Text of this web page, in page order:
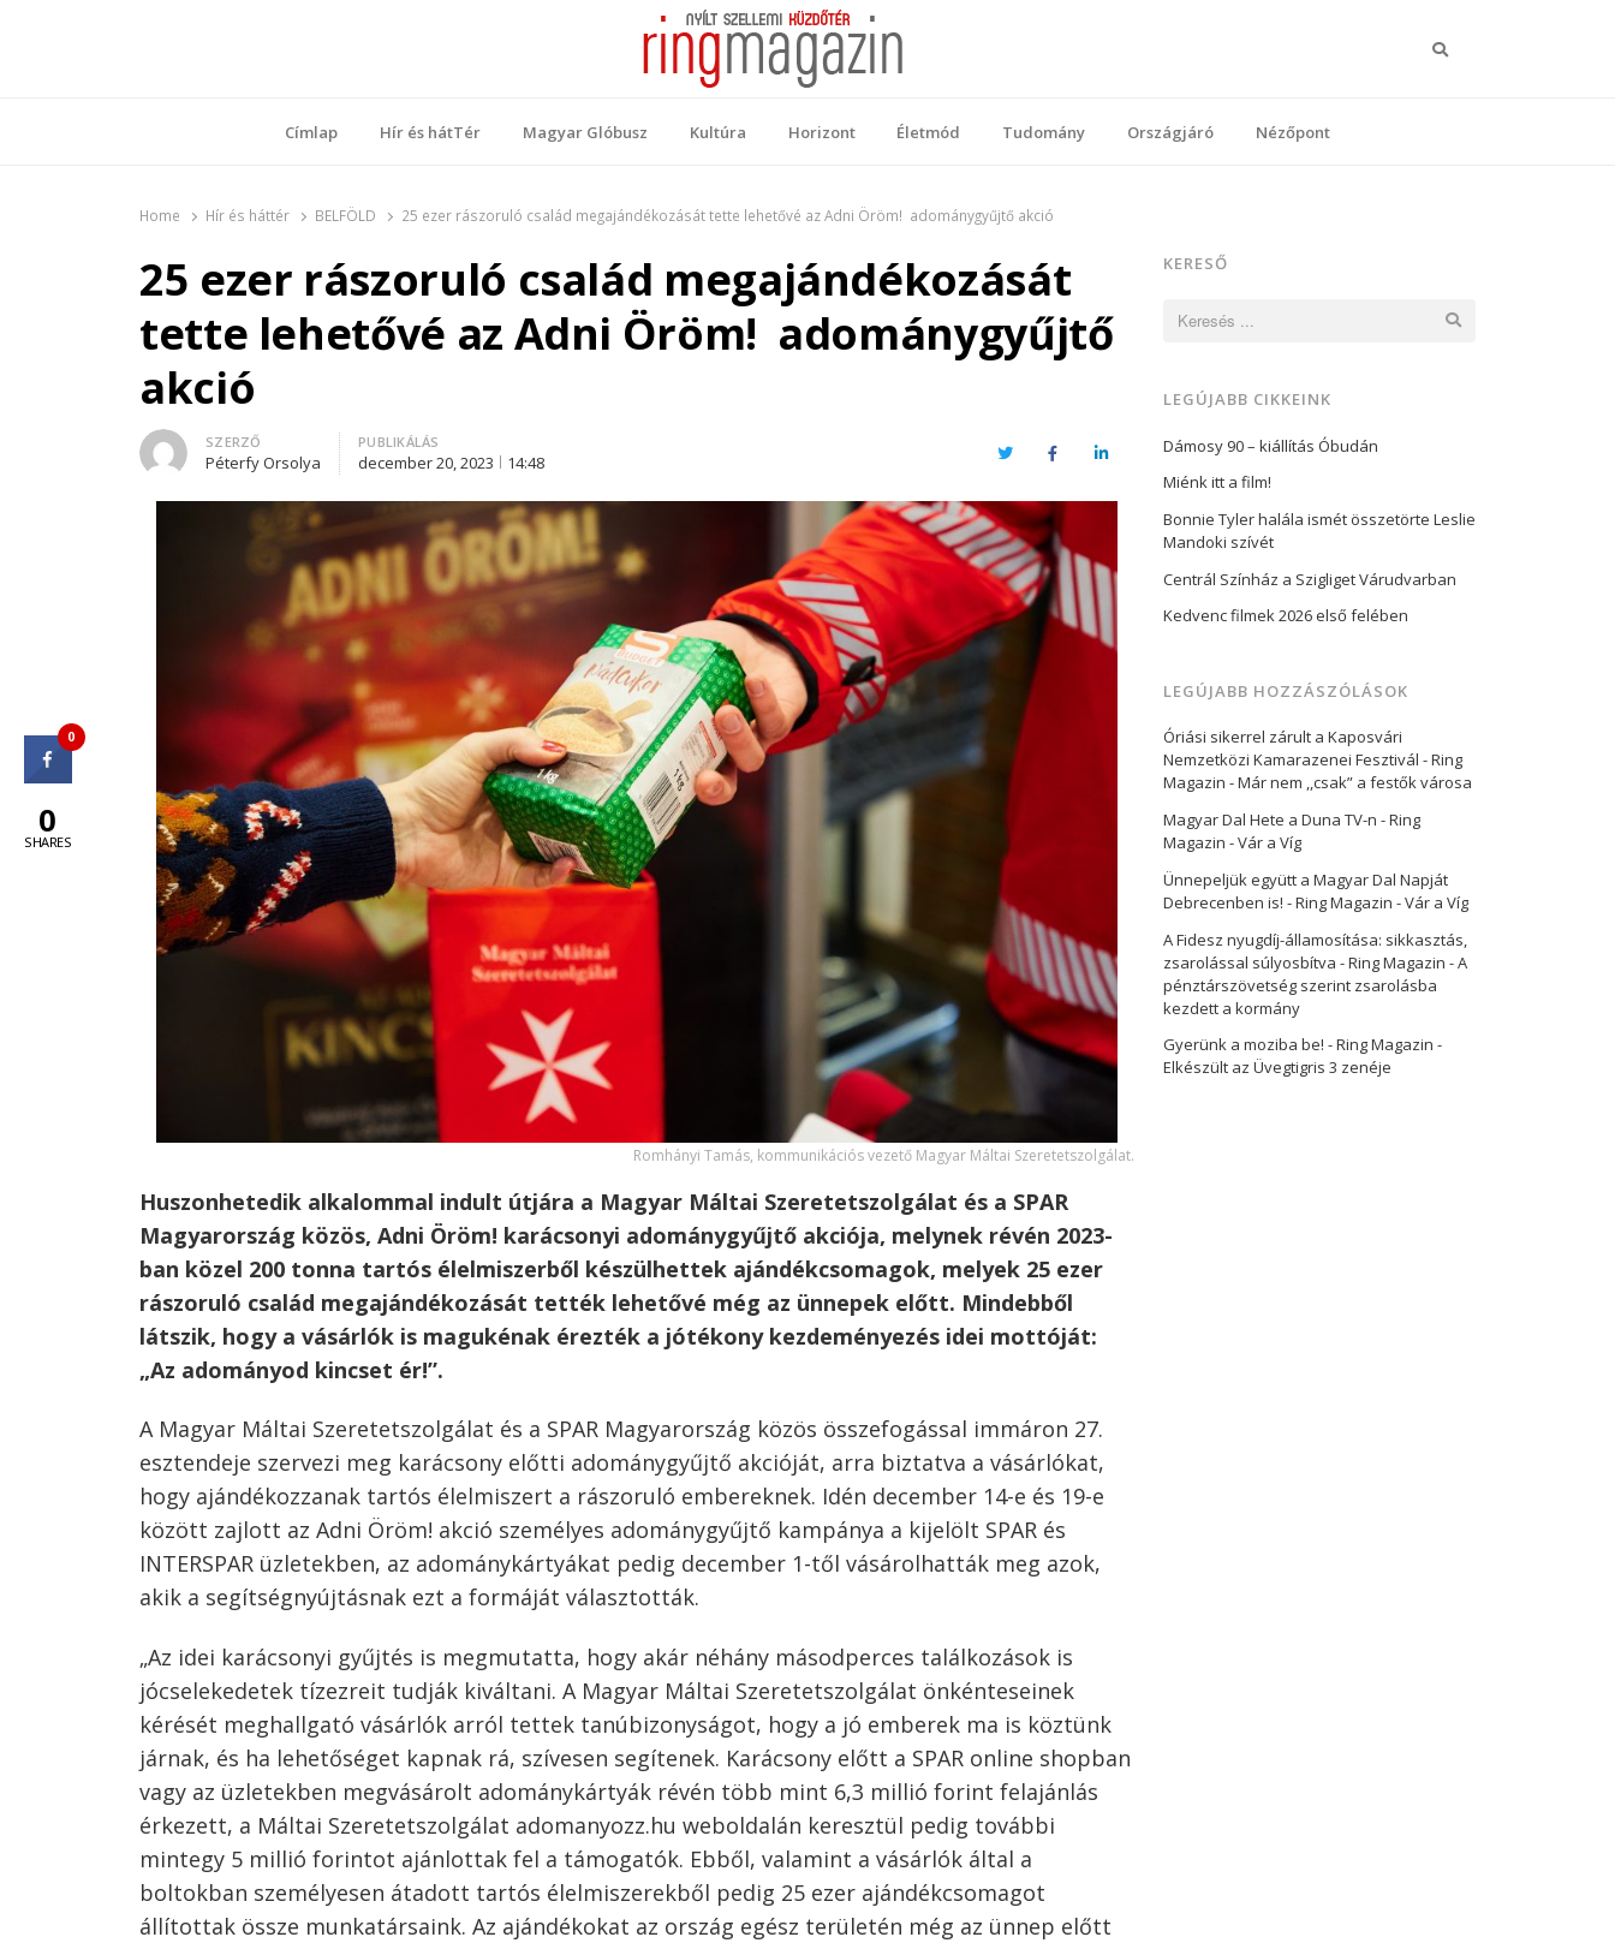
Címlap Hír és hátTér Magyar Glóbusz Kultúra Horizont Életmód Tudomány Országjáró Nézőpont
Home Hír és háttér BELFÖLD 25 ezer rászoruló család megajándékozását tette lehetővé az Adni Öröm! adománygyűjtő akció
25 ezer rászoruló család megajándékozását
tette lehetővé az Adni Öröm! adománygyűjtő
akció
Author
SZERZŐ
Péterfy Orsolya
PUBLIKÁLÁS
december 20, 2023 14:48 TwitterFacebookLinkedIn
Romhányi Tamás, kommunikációs vezető Magyar Máltai Szeretetszolgálat.
Huszonhetedik alkalommal indult útjára a Magyar Máltai Szeretetszolgálat és a SPAR
Magyarország közös, Adni Öröm! karácsonyi adománygyűjtő akciója, melynek révén 2023-
ban közel 200 tonna tartós élelmiszerből készülhettek ajándékcsomagok, melyek 25 ezer
rászoruló család megajándékozását tették lehetővé még az ünnepek előtt. Mindebből
látszik, hogy a vásárlók is magukénak érezték a jótékony kezdeményezés idei mottóját:
„Az adományod kincset ér!”.
A Magyar Máltai Szeretetszolgálat és a SPAR Magyarország közös összefogással immáron 27.
esztendeje szervezi meg karácsony előtti adománygyűjtő akcióját, arra biztatva a vásárlókat,
hogy ajándékozzanak tartós élelmiszert a rászoruló embereknek. Idén december 14-e és 19-e
között zajlott az Adni Öröm! akció személyes adománygyűjtő kampánya a kijelölt SPAR és
INTERSPAR üzletekben, az adománykártyákat pedig december 1-től vásárolhatták meg azok,
akik a segítségnyújtásnak ezt a formáját választották.
„Az idei karácsonyi gyűjtés is megmutatta, hogy akár néhány másodperces találkozások is
jócselekedetek tízezreit tudják kiváltani. A Magyar Máltai Szeretetszolgálat önkénteseinek
kérését meghallgató vásárlók arról tettek tanúbizonyságot, hogy a jó emberek ma is köztünk
járnak, és ha lehetőséget kapnak rá, szívesen segítenek. Karácsony előtt a SPAR online shopban
vagy az üzletekben megvásárolt adománykártyák révén több mint 6,3 millió forint felajánlás
érkezett, a Máltai Szeretetszolgálat adomanyozz.hu weboldalán keresztül pedig további
mintegy 5 millió forintot ajánlottak fel a támogatók. Ebből, valamint a vásárlók által a
boltokban személyesen átadott tartós élelmiszerekből pedig 25 ezer ajándékcsomagot
állítottak össze munkatársaink. Az ajándékokat az ország egész területén még az ünnep előtt
KERESŐ
LEGÚJABB CIKKEINK
Dámosy 90 – kiállítás Óbudán
Miénk itt a film!
Bonnie Tyler halála ismét összetörte Leslie
Mandoki szívét
Centrál Színház a Szigliget Várudvarban
Kedvenc filmek 2026 első felében
LEGÚJABB HOZZÁSZÓLÁSOK
Óriási sikerrel zárult a Kaposvári
Nemzetközi Kamarazenei Fesztivál - Ring
Magazin -Már nem ,,csak” a festők városa
Magyar Dal Hete a Duna TV-n - Ring
Magazin -Vár a Víg
Ünnepeljük együtt a Magyar Dal Napját
Debrecenben is! - Ring Magazin -Vár a Víg
A Fidesz nyugdíj-államosítása: sikkasztás,
zsarolással súlyosbítva - Ring Magazin -A
pénztárszövetség szerint zsarolásba
kezdett a kormány
Gyerünk a moziba be! - Ring Magazin -
Elkészült az Üvegtigris 3 zenéje
0
0
SHARES